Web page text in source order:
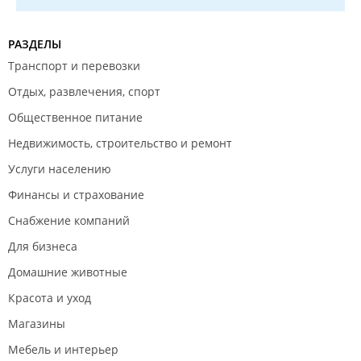
РАЗДЕЛЫ
Транспорт и перевозки
Отдых, развлечения, спорт
Общественное питание
Недвижимость, строительство и ремонт
Услуги населению
Финансы и страхование
Снабжение компаний
Для бизнеса
Домашние животные
Красота и уход
Магазины
Мебель и интерьер